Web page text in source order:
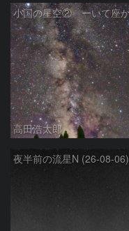
高田浩太郎
夜半前の流星N (26-08-06)